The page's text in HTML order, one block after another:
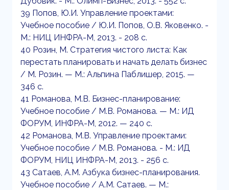
39 Попов, Ю.И. Управление проектами:
Учебное пособие / Ю.И. Попов, О.В. Яковенко. -
М.: НИЦ ИНФРА-М, 2013. - 208 c.
40 Розин, М. Стратегия чистого листа: Как
перестать планировать и начать делать бизнес
/ М. Розин. — М.: Альпина Паблишер, 2015. —
346 c.
41 Романова, М.В. Бизнес-планирование:
Учебное пособие / М.В. Романова. — М.: ИД
ФОРУМ, ИНФРА-М, 2012. — 240 c.
42 Романова, М.В. Управление проектами:
Учебное пособие / М.В. Романова. - М.: ИД
ФОРУМ, НИЦ ИНФРА-М, 2013. - 256 c.
43 Сатаев, А.М. Азбука бизнес-планирования.
Учебное пособие / А.М. Сатаев. — М.: